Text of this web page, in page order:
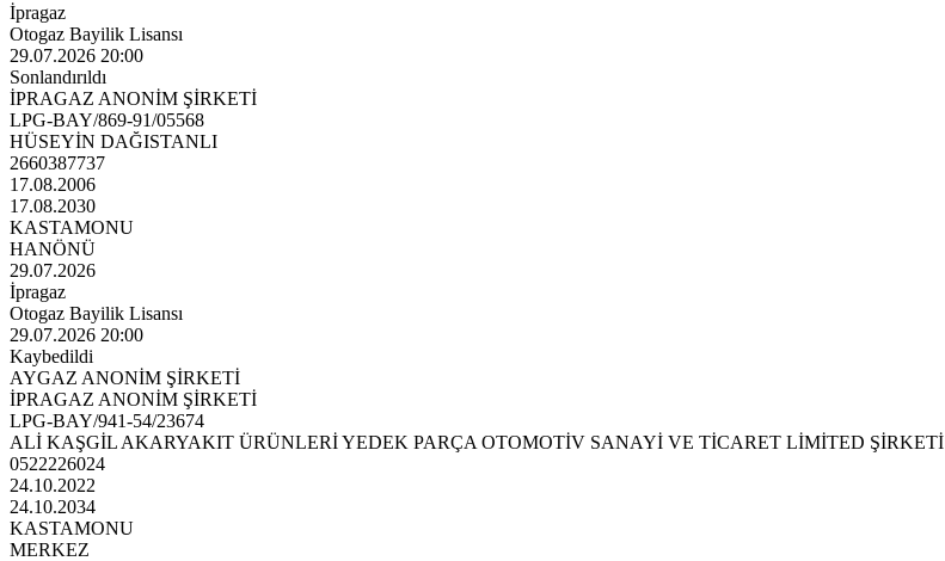
İpragaz
Otogaz Bayilik Lisansı
29.07.2026 20:00
Sonlandırıldı
İPRAGAZ ANONİM ŞİRKETİ
LPG-BAY/869-91/05568
HÜSEYİN DAĞISTANLI
2660387737
17.08.2006
17.08.2030
KASTAMONU
HANÖNÜ
29.07.2026
İpragaz
Otogaz Bayilik Lisansı
29.07.2026 20:00
Kaybedildi
AYGAZ ANONİM ŞİRKETİ
İPRAGAZ ANONİM ŞİRKETİ
LPG-BAY/941-54/23674
ALİ KAŞGİL AKARYAKIT ÜRÜNLERİ YEDEK PARÇA OTOMOTİV SANAYİ VE TİCARET LİMİTED ŞİRKETİ
0522226024
24.10.2022
24.10.2034
KASTAMONU
MERKEZ